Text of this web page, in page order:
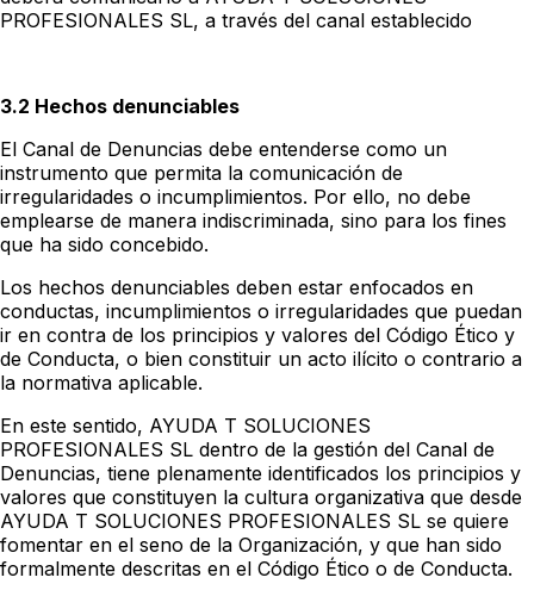
PROFESIONALES SL, a través del canal establecido
3.2 Hechos denunciables
El Canal de Denuncias debe entenderse como un
instrumento que permita la comunicación de
irregularidades o incumplimientos. Por ello, no debe
emplearse de manera indiscriminada, sino para los fines
que ha sido concebido.
Los hechos denunciables deben estar enfocados en
conductas, incumplimientos o irregularidades que puedan
ir en contra de los principios y valores del Código Ético y
de Conducta, o bien constituir un acto ilícito o contrario a
la normativa aplicable.
En este sentido, AYUDA T SOLUCIONES
PROFESIONALES SL dentro de la gestión del Canal de
Denuncias, tiene plenamente identificados los principios y
valores que constituyen la cultura organizativa que desde
AYUDA T SOLUCIONES PROFESIONALES SL se quiere
fomentar en el seno de la Organización, y que han sido
formalmente descritas en el Código Ético o de Conducta.